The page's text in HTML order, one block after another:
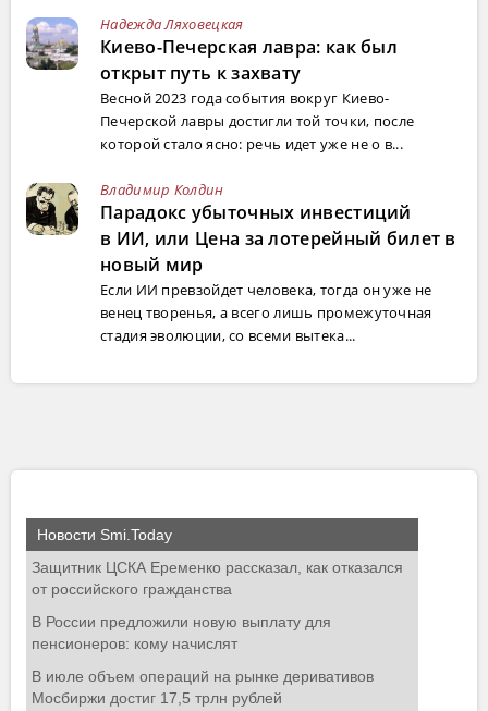
Надежда Ляховецкая
Киево-Печерская лавра: как был
открыт путь к захвату
Весной 2023 года события вокруг Киево-
Печерской лавры достигли той точки, после
которой стало ясно: речь идет уже не о в...
Владимир Колдин
Парадокс убыточных инвестиций
в ИИ, или Цена за лотерейный билет в
новый мир
Если ИИ превзойдет человека, тогда он уже не
венец творенья, а всего лишь промежуточная
стадия эволюции, со всеми вытека...